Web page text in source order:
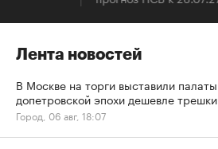
Лента новостей
В Москве на торги выставили палаты
допетровской эпохи дешевле трешки
Город, 06 авг, 18:07